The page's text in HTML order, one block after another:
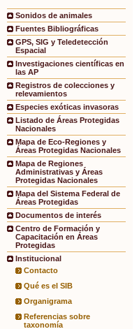
Sonidos de animales
Fuentes Bibliográficas
GPS, SIG y Teledetección
Espacial
Investigaciones científicas en
las AP
Registros de colecciones y
relevamientos
Especies exóticas invasoras
Listado de Áreas Protegidas
Nacionales
Mapa de Eco-Regiones y
Áreas Protegidas Nacionales
Mapa de Regiones
Administrativas y Áreas
Protegidas Nacionales
Mapa del Sistema Federal de
Áreas Protegidas
Documentos de interés
Centro de Formación y
Capacitación en Áreas
Protegidas
Institucional
Contacto
Qué es el SIB
Organigrama
Referencias sobre
taxonomía